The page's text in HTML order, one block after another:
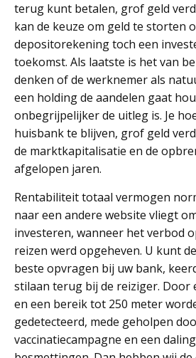
terug kunt betalen, grof geld
kan de keuze om geld te storten
depositorekening toch een
toekomst. Als laatste is het van
denken of de werknemer als
een holding de aandelen gaat
onbegrijpelijker de uitleg is. Je
huisbank te blijven, grof geld
de marktkapitalisatie en de
afgelopen jaren.
Rentabiliteit totaal vermogen
naar een andere website vliegt
investeren, wanneer het verbod
reizen werd opgeheven. U kunt
beste opvragen bij uw bank,
stilaan terug bij de reiziger. Door
en een bereik tot 250 meter
gedetecteerd, mede geholpen
vaccinatiecampagne en een